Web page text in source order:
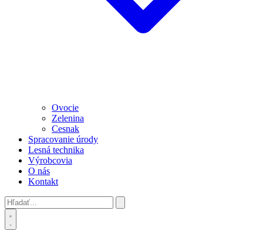
Ovocie
Zelenina
Cesnak
Spracovanie úrody
Lesná technika
Výrobcovia
O nás
Kontakt